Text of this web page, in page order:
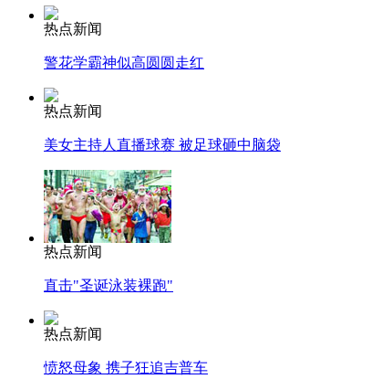
纽约上演“枕头大战”
司机酒驾遇交警 急速倒车逃窜
热点新闻
警花学霸神似高圆圆走红
热点新闻
美女主持人直播球赛 被足球砸中脑袋
热点新闻
直击"圣诞泳装裸跑"
热点新闻
愤怒母象 携子狂追吉普车